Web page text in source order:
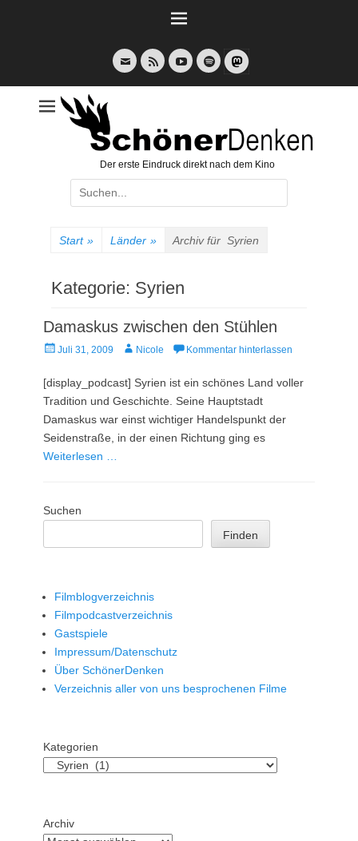
E-
Mail
Feed YouTubeSpotify
Der erste Eindruck direkt nach dem Kino
Suche
nach:
Start » Länder » Archiv für Syrien
Kategorie: Syrien
Damaskus zwischen den Stühlen
Veröffentlicht
Juli 31, 2009 AutorNicole Kommentar hinterlassen
[display_podcast] Syrien ist ein schönes Land voller
Tradition und Geschichte. Seine Hauptstadt
Damaskus war einst wichtiger Handelspunkt der
Seidenstraße, in der einen Richtung ging es
Weiterlesen …
Suchen
Finden
Filmblogverzeichnis
Filmpodcastverzeichnis
Gastspiele
Impressum/Datenschutz
Über SchönerDenken
Verzeichnis aller von uns besprochenen Filme
Kategorien
Archiv